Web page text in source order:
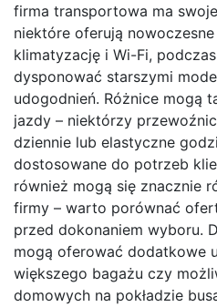
firma transportowa ma
niektóre oferują
klimatyzację i Wi-Fi,
dysponować starszymi
udogodnień. Różnice mogą
jazdy – niektórzy
dziennie lub elastyczne
dostosowane do potrzeb
również mogą się znacznie
firmy – warto porównać
przed dokonaniem wyboru.
mogą oferować dodatkowe
większego bagażu czy
domowych na pokładzie